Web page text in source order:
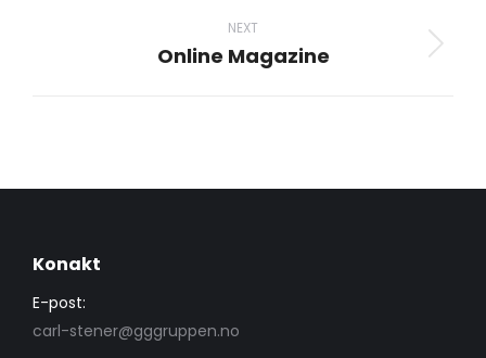
NEXT
Next
Online Magazine
Konakt
E-post:
carl-stener@gggruppen.no